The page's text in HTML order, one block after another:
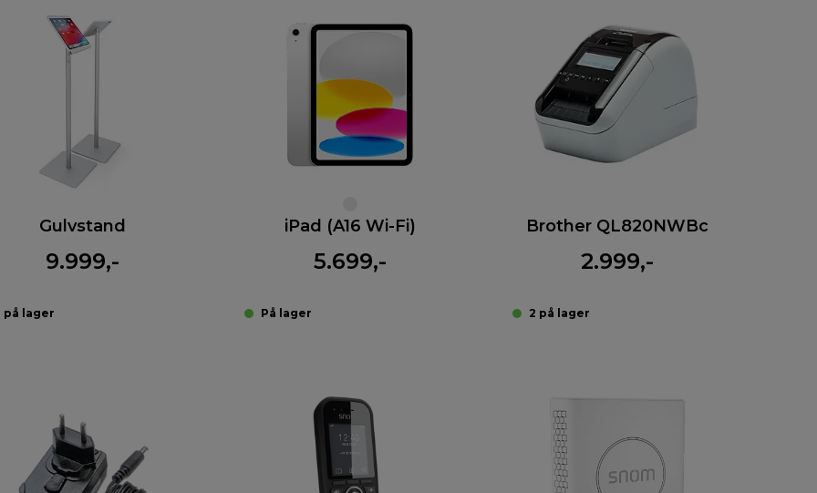
Gulvstand
9.999,-
på lager
iPad (A16 Wi-Fi)
5.699,-
På lager
Brother QL820NWBc
2.999,-
2 på lager